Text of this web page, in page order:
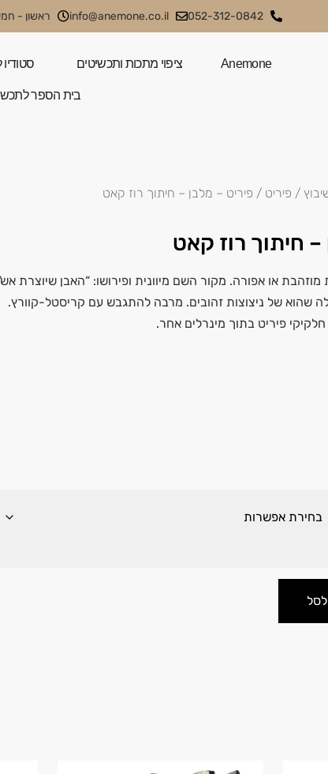
052-312-0842
info@anemone.co.il ראשון - חמישי
Anemone ציפוי מתכות ותכשיטים
בית הספר
/ פיריט / פיריט – מלבן – חיתוך רוז קאט
– חיתוך רוז קאט
או אפורה. מקור השם מיוונית ופירושו: “האבן שיוצרת
שהוא של ניצוצות זהובים. מרבה להתגבש עם קריסטל-קוורץ.
פיריט בתוך מינרלים אחר.